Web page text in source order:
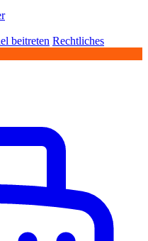
beitreten Rechtliches